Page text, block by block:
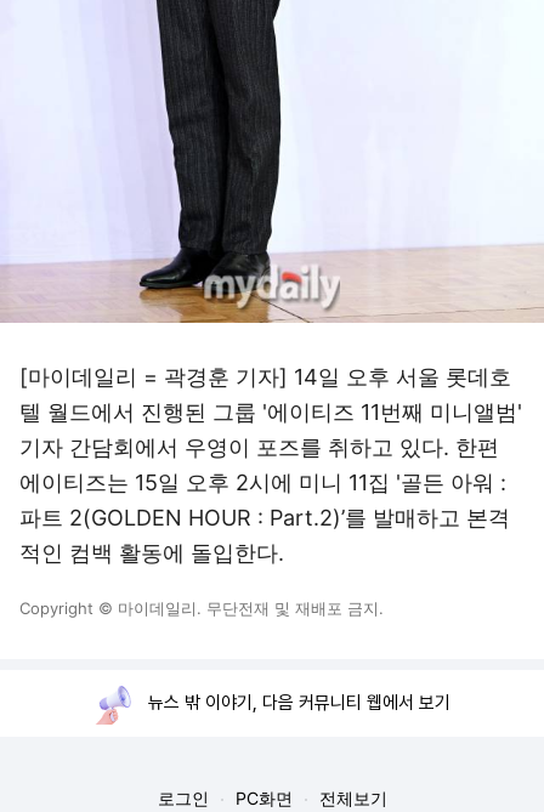
[마이데일리 = 곽경훈 기자] 14일 오후 서울 롯데호
텔 월드에서 진행된 그룹 '에이티즈 11번째 미니앨범'
기자 간담회에서 우영이 포즈를 취하고 있다. 한편
에이티즈는 15일 오후 2시에 미니 11집 '골든 아워 :
파트 2(GOLDEN HOUR : Part.2)’를 발매하고 본격
적인 컴백 활동에 돌입한다.
Copyright © 마이데일리. 무단전재 및 재배포 금지.
뉴스 밖 이야기, 다음 커뮤니티 웹에서 보기
로그인 PC화면 전체보기